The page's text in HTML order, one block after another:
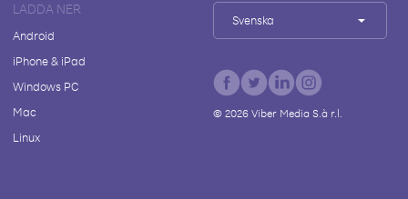
LADDA NER
Android
iPhone & iPad
Windows PC
Mac
Linux
Svenska
© 2026Viber Media S.à r.l.